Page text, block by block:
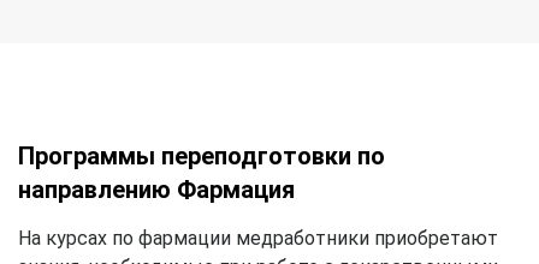
Программы переподготовки по
направлению Фармация
На курсах по фармации медработники приобретают